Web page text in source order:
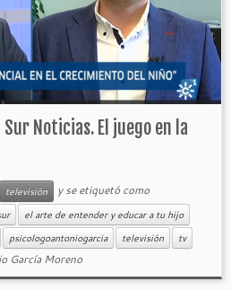
Noticias. El juego en la
televisión y se etiquetó como
el arte de entender y educar a tu hijo
psicologoantoniogarcia televisión tv
García Moreno